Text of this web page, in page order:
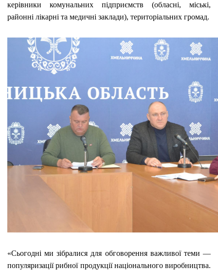
керівники комунальних підприємств (обласні, міські,
районні лікарні та медичні заклади), територіальних громад.
«Сьогодні ми зібралися для обговорення важливої теми —
популяризації рибної продукції національного виробництва.